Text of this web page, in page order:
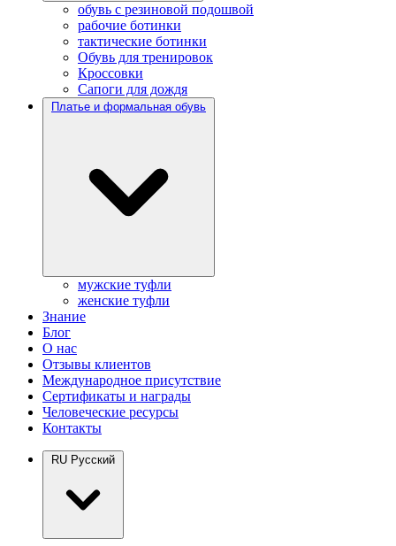
обувь с резиновой подошвой
рабочие ботинки
тактические ботинки
Обувь для тренировок
Кроссовки
Сапоги для дождя
Платье и формальная обувь
мужские туфли
женские туфли
Знание
Блог
О нас
Отзывы клиентов
Международное присутствие
Сертификаты и награды
Человеческие ресурсы
Контакты
RU Русский